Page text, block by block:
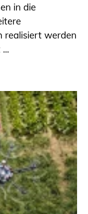
in die
realisiert werden